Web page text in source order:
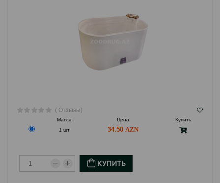
( Отзывы)
Масса Цена
Купить
1 шт
34.50
КУПИТЬ